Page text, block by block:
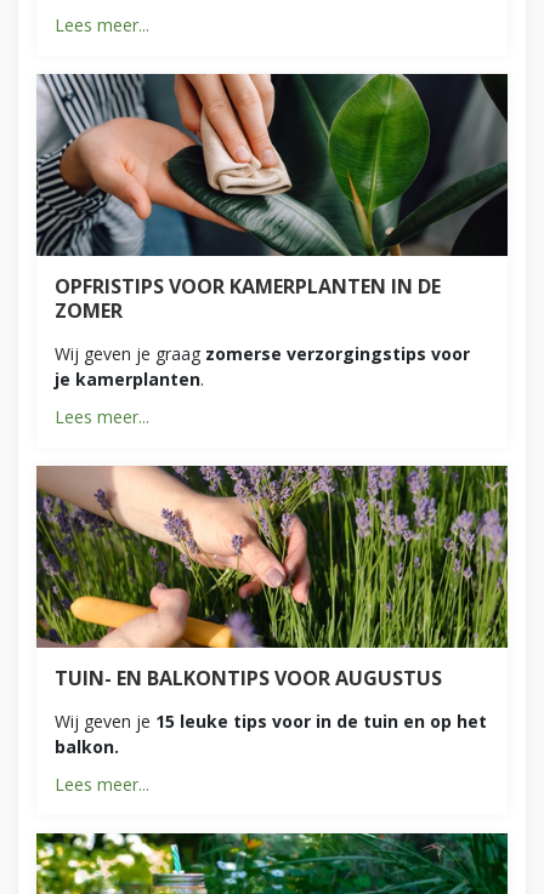
Lees meer...
OPFRISTIPS VOOR KAMERPLANTEN IN DE
ZOMER
Wij geven je graag zomerse verzorgingstips voor
je kamerplanten.
Lees meer...
TUIN- EN BALKONTIPS VOOR AUGUSTUS
Wij geven je 15 leuke tips voor in de tuin en op het
balkon.
Lees meer...